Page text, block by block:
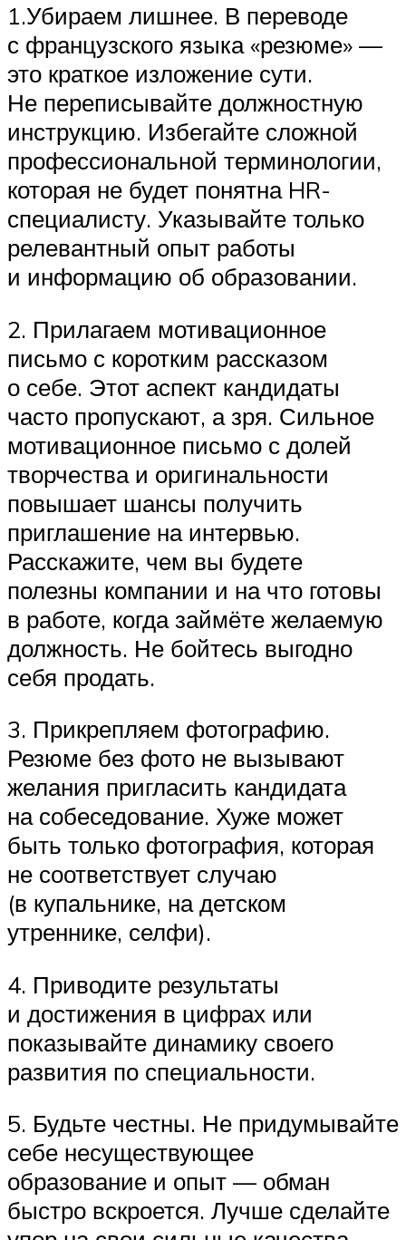
1.Убираем лишнее. В переводе
с французского языка «резюме» —
это краткое изложение сути.
Не переписывайте должностную
инструкцию. Избегайте сложной
профессиональной терминологии,
которая не будет понятна HR-
специалисту. Указывайте только
релевантный опыт работы
и информацию об образовании.
2. Прилагаем мотивационное
письмо с коротким рассказом
о себе. Этот аспект кандидаты
часто пропускают, а зря. Сильное
мотивационное письмо с долей
творчества и оригинальности
повышает шансы получить
приглашение на интервью.
Расскажите, чем вы будете
полезны компании и на что готовы
в работе, когда займёте желаемую
должность. Не бойтесь выгодно
себя продать.
3. Прикрепляем фотографию.
Резюме без фото не вызывают
желания пригласить кандидата
на собеседование. Хуже может
быть только фотография, которая
не соответствует случаю
(в купальнике, на детском
утреннике, селфи).
4. Приводите результаты
и достижения в цифрах или
показывайте динамику своего
развития по специальности.
5. Будьте честны. Не придумывайте
себе несуществующее
образование и опыт — обман
быстро вскроется. Лучше сделайте